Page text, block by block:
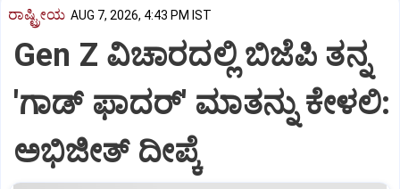
ರಾಷ್ಟ್ರೀಯ AUG 7, 2026, 4:43 PM IST
Gen Z ವಿಚಾರದಲ್ಲಿ ಬಿಜೆಪಿ ತನ್ನ
'ಗಾಡ್ ಫಾದರ್' ಮಾತನ್ನು ಕೇಳಲಿ:
ಅಭಿಜೀತ್ ದೀಪ್ಕೆ